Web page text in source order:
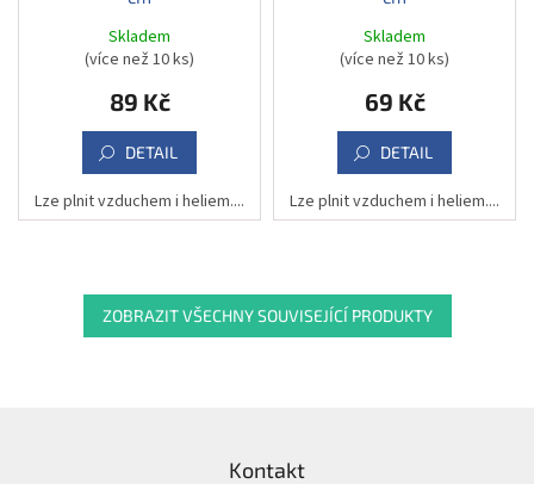
Skladem
(více než 10 ks)
89 Kč
DETAIL
Lze plnit vzduchem i heliem....
Skladem
(více než 10 ks)
69 Kč
DETAIL
Lze plnit vzduchem i heliem....
ZOBRAZIT VŠECHNY SOUVISEJÍCÍ PRODUKTY
Kontakt